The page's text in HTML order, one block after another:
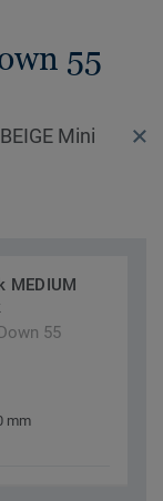
55
Mini
MEDIUM
55
mm